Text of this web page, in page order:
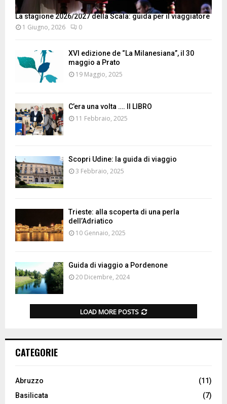
La stagione 2026/2027 della Scala: guida per il viaggiatore
1 Giugno, 2026 0
XVI edizione de “La Milanesiana”, il 30
maggio a Prato
19 Maggio, 2025
C’era una volta …. Il LIBRO
11 Febbraio, 2025
Scopri Udine: la guida di viaggio
3 Febbraio, 2025
Trieste: alla scoperta di una perla
dell’Adriatico
10 Gennaio, 2025
Guida di viaggio a Pordenone
20 Dicembre, 2024
LOAD MORE POSTS
CATEGORIE
Abruzzo
(11)
Basilicata
(7)